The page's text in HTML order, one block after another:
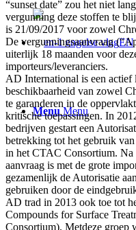
EN
Menu Menu
“sunset date” zou het niet
vergunning deze stoffen te
is 21/09/2017 voor zowel
De vergunningsaanvraag
uiterlijk 18 maanden voor
importeurs/leveranciers.
AD International is een actief
beschikbaarheid van zowel
te garanderen in de
kritische toepassingen. In
bedrijven gestart een
betrekking tot het gebruik
in het CTAC Consortium. Na
aanvraag is met de grote
gezamenlijk de Autorisatie
gebruiken door de
AD trad in 2013 ook toe tot
Compounds for Surface
Consortium). Metdeze groep